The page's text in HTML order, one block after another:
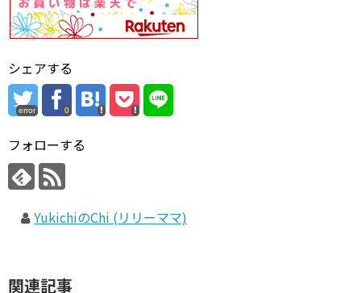
シェアする
error 0
フォローする
YukichiのChi (リリーママ)
関連記事